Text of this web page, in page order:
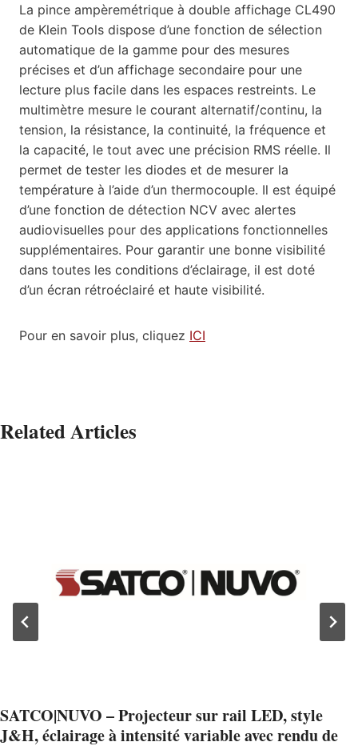
La pince ampèremétrique à double affichage CL490
de Klein Tools dispose d’une fonction de sélection
automatique de la gamme pour des mesures
précises et d’un affichage secondaire pour une
lecture plus facile dans les espaces restreints. Le
multimètre mesure le courant alternatif/continu, la
tension, la résistance, la continuité, la fréquence et
la capacité, le tout avec une précision RMS réelle. Il
permet de tester les diodes et de mesurer la
température à l’aide d’un thermocouple. Il est équipé
d’une fonction de détection NCV avec alertes
audiovisuelles pour des applications fonctionnelles
supplémentaires. Pour garantir une bonne visibilité
dans toutes les conditions d’éclairage, il est doté
d’un écran rétroéclairé et haute visibilité.
Pour en savoir plus, cliquez ICI
Related Articles
SATCO|NUVO – Projecteur sur rail LED, style
J&H, éclairage à intensité variable avec rendu de